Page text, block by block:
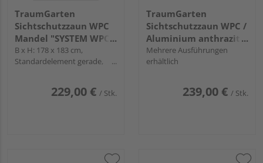
TraumGarten
Sichtschutzzaun WPC
Mandel "SYSTEM WPC
CLASSIC"
B x H: 178 x 183 cm,
Standardelement gerade,
229,00 € / Stk.
TraumGarten
Sichtschutzzaun WPC /
Aluminium anthrazit
"DESIGN WPC ALU"
Mehrere Ausführungen
erhältlich
239,00 € / Stk.